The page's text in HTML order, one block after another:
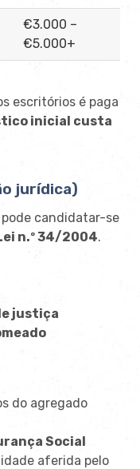
€3.000 –
€5.000+
escritórios é paga
inicial custa
jurídica)
candidatar-se
n.º 34/2004.
justiça
do agregado
Social
aferida pelo